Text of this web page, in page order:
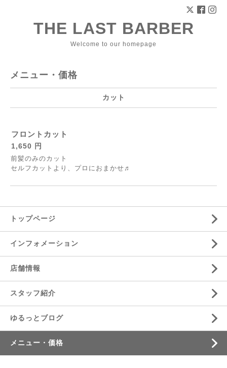
THE LAST BARBER
Welcome to our homepage
メニュー・価格
カット
フロントカット
1,650 円
前髪のみのカット
セルフカットより、プロにおまかせ♬
トップページ
インフォメーション
店舗情報
スタッフ紹介
ゆるっとブログ
メニュー・価格